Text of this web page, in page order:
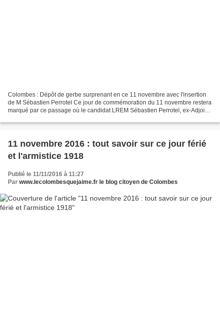
Colombes : Dépôt de gerbe surprenant en ce 11 novembre avec l'insertion
de M Sébastien Perrotel Ce jour de commémoration du 11 novembre restera
marqué par ce passage où le candidat LREM Sébastien Perrotel, ex-Adjoint
11 novembre 2016 : tout savoir sur ce jour férié
et l'armistice 1918
Publié le 11/11/2016 à 11:27
Par www.lecolombesquejaime.fr le blog citoyen de Colombes